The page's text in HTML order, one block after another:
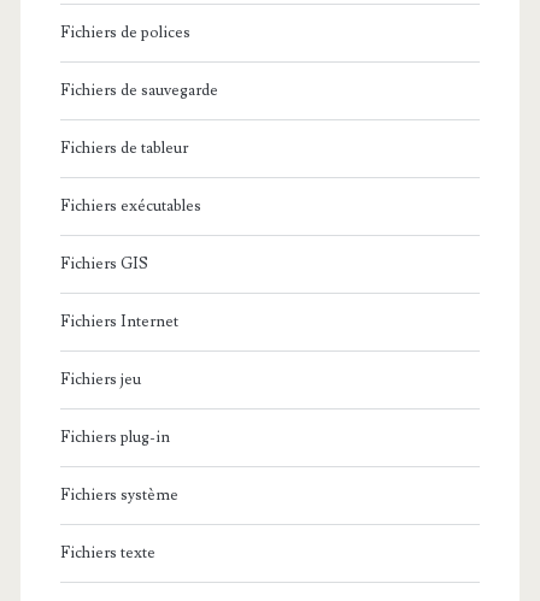
Fichiers de polices
Fichiers de sauvegarde
Fichiers de tableur
Fichiers exécutables
Fichiers GIS
Fichiers Internet
Fichiers jeu
Fichiers plug-in
Fichiers système
Fichiers texte